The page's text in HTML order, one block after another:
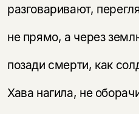
разговаривают,
не прямо, а через
позади смерти, как
Хава нагила, не